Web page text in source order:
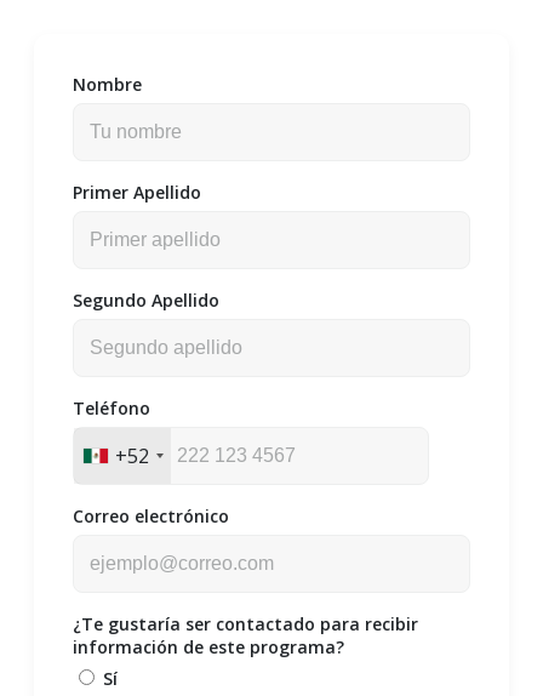
Nombre
Primer Apellido
Segundo Apellido
Teléfono
+52
Correo electrónico
¿Te gustaría ser contactado para recibir
información de este programa?
Sí